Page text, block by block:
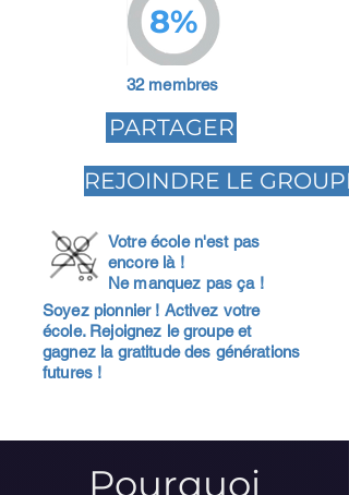
8%
32 membres
PARTAGER
REJOINDRE LE GROUPE
Votre école n'est pas
encore là !
Ne manquez pas ça !
Soyez pionnier ! Activez votre
école. Rejoignez le groupe et
gagnez la gratitude des générations
futures !
Pourquoi